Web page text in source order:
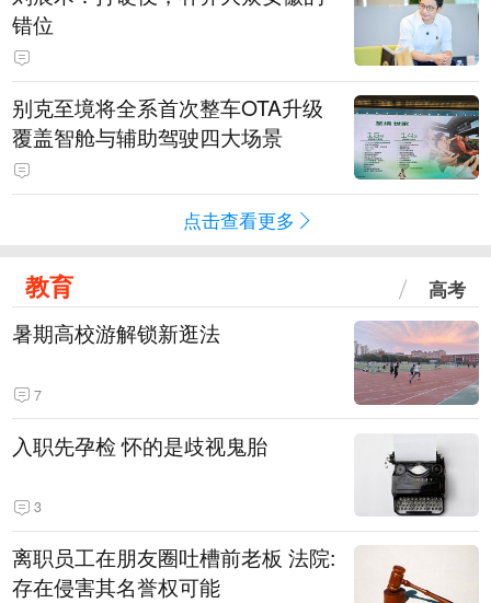
错位
别克至境将全系首次整车OTA升级
覆盖智舱与辅助驾驶四大场景
点击查看更多
教育 高考
暑期高校游解锁新逛法
7
入职先孕检 怀的是歧视鬼胎
3
离职员工在朋友圈吐槽前老板 法院:
存在侵害其名誉权可能